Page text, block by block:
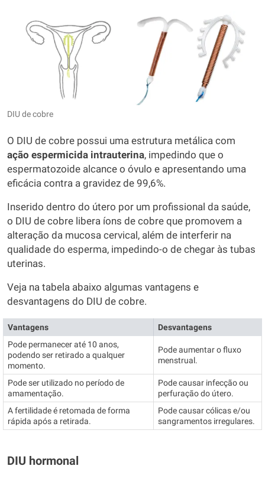
DIU de cobre
O DIU de cobre possui uma estrutura metálica com
ação espermicida intrauterina, impedindo que o
espermatozoide alcance o óvulo e apresentando uma
eficácia contra a gravidez de 99,6%.
Inserido dentro do útero por um profissional da saúde,
o DIU de cobre libera íons de cobre que promovem a
alteração da mucosa cervical, além de interferir na
qualidade do esperma, impedindo-o de chegar às tubas
uterinas.
Veja na tabela abaixo algumas vantagens e
desvantagens do DIU de cobre.
Vantagens
Desvantagens
Pode permanecer até 10 anos,
podendo ser retirado a qualquer
momento.
Pode aumentar o fluxo
menstrual.
Pode ser utilizado no período de
amamentação.
Pode causar infecção ou
perfuração do útero.
A fertilidade é retomada de forma
rápida após a retirada.
Pode causar cólicas e/ou
sangramentos irregulares.
DIU hormonal